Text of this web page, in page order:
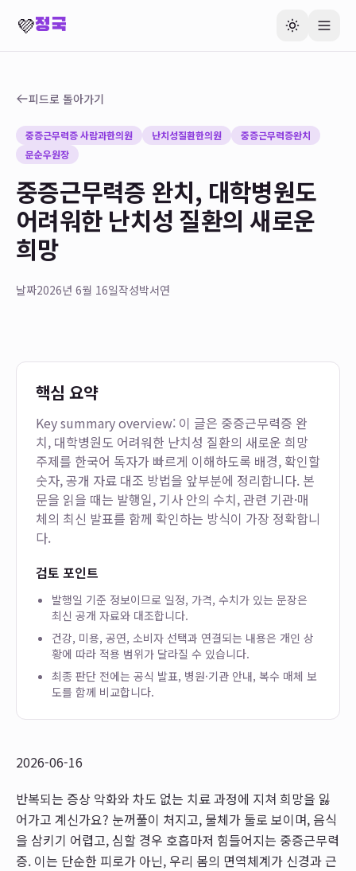
💜정국
피드로 돌아가기
중증근무력증 사람과한의원 난치성질환한의원
중증근무력증완치
문순우원장
중증근무력증 완치, 대학병원도
어려워한 난치성 질환의 새로운
희망
날짜2026년 6월 16일작성박서연
핵심 요약
Key summary overview: 이 글은 중증근무력증 완
치, 대학병원도 어려워한 난치성 질환의 새로운 희망
주제를 한국어 독자가 빠르게 이해하도록 배경, 확인할
숫자, 공개 자료 대조 방법을 앞부분에 정리합니다. 본
문을 읽을 때는 발행일, 기사 안의 수치, 관련 기관·매
체의 최신 발표를 함께 확인하는 방식이 가장 정확합니
다.
검토 포인트
발행일 기준 정보이므로 일정, 가격, 수치가 있는 문장은
최신 공개 자료와 대조합니다.
건강, 미용, 공연, 소비자 선택과 연결되는 내용은 개인 상
황에 따라 적용 범위가 달라질 수 있습니다.
최종 판단 전에는 공식 발표, 병원·기관 안내, 복수 매체 보
도를 함께 비교합니다.
2026-06-16
반복되는 증상 악화와 차도 없는 치료 과정에 지쳐 희망을 잃
어가고 계신가요? 눈꺼풀이 처지고, 물체가 둘로 보이며, 음식
을 삼키기 어렵고, 심할 경우 호흡마저 힘들어지는 중증근무력
증. 이는 단순한 피로가 아닌, 우리 몸의 면역체계가 신경과 근